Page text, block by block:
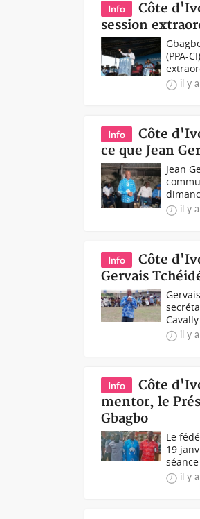
Info
Côte
session
(PPA-
il y
Info
Côte
ce que Jean
Jean
il y
Info
Côte
Gervais
il y
Info
Côte
mentor, le
Gbagbo
Le
19
il y